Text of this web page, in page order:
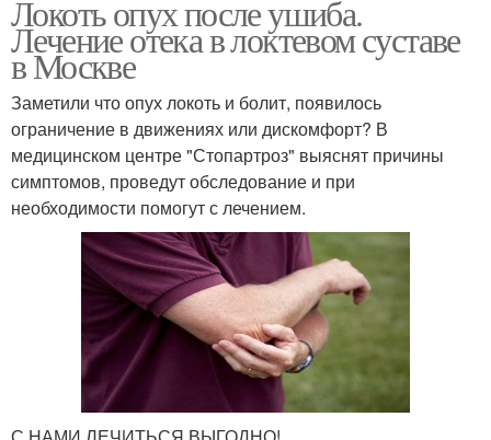
Локоть опух после ушиба.
Лечение отека в локтевом суставе
в Москве
Заметили что опух локоть и болит, появилось
ограничение в движениях или дискомфорт? В
медицинском центре "Стопартроз" выяснят причины
симптомов, проведут обследование и при
необходимости помогут с лечением.